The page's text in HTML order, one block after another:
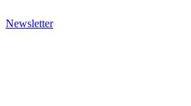
Newsletter